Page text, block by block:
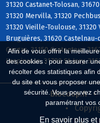
Afin de vous offrir la
des cookies : pour assurer
récolter des statistiques afin
du site et vous proposer
sécurité. Vous pouvez
paramétrant vos
En savoir plus et
31320 Castanet-Tolosan,
31320 Mervilla, 31320
31320 Vieille-Toulouse,
Bruguières, 31620 Castelnau-
Gargas, 31150 Gratentour,
Lespinasse, 31790 St-Jory,
Biocoop.fr